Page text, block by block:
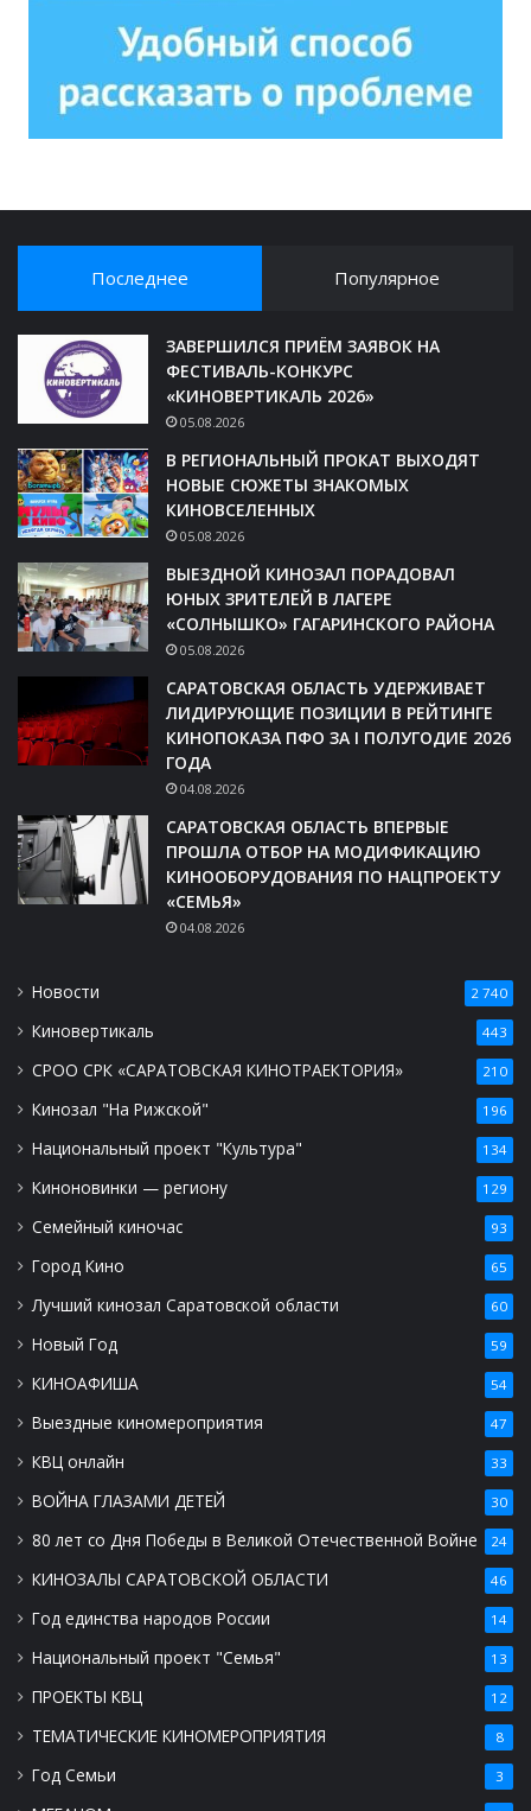
Последнее Популярное
ЗАВЕРШИЛСЯ ПРИЁМ ЗАЯВОК НА
ФЕСТИВАЛЬ-КОНКУРС
«КИНОВЕРТИКАЛЬ 2026»
05.08.2026
В РЕГИОНАЛЬНЫЙ ПРОКАТ ВЫХОДЯТ
НОВЫЕ СЮЖЕТЫ ЗНАКОМЫХ
КИНОВСЕЛЕННЫХ
05.08.2026
ВЫЕЗДНОЙ КИНОЗАЛ ПОРАДОВАЛ
ЮНЫХ ЗРИТЕЛЕЙ В ЛАГЕРЕ
«СОЛНЫШКО» ГАГАРИНСКОГО РАЙОНА
05.08.2026
САРАТОВСКАЯ ОБЛАСТЬ УДЕРЖИВАЕТ
ЛИДИРУЮЩИЕ ПОЗИЦИИ В РЕЙТИНГЕ
КИНОПОКАЗА ПФО ЗА I ПОЛУГОДИЕ 2026
ГОДА
04.08.2026
САРАТОВСКАЯ ОБЛАСТЬ ВПЕРВЫЕ
ПРОШЛА ОТБОР НА МОДИФИКАЦИЮ
КИНООБОРУДОВАНИЯ ПО НАЦПРОЕКТУ
«СЕМЬЯ»
04.08.2026
Новости 2 740
Киновертикаль 443
СРОО СРК «САРАТОВСКАЯ КИНОТРАЕКТОРИЯ» 210
Кинозал "На Рижской" 196
Национальный проект "Культура" 134
Киноновинки — региону 129
Семейный киночас 93
Город Кино 65
Лучший кинозал Саратовской области 60
Новый Год 59
КИНОАФИША 54
Выездные киномероприятия 47
КВЦ онлайн 33
ВОЙНА ГЛАЗАМИ ДЕТЕЙ 30
80 лет со Дня Победы в Великой Отечественной Войне 24
КИНОЗАЛЫ САРАТОВСКОЙ ОБЛАСТИ 46
Год единства народов России 14
Национальный проект "Семья" 13
ПРОЕКТЫ КВЦ 12
ТЕМАТИЧЕСКИЕ КИНОМЕРОПРИЯТИЯ 8
Год Семьи 3